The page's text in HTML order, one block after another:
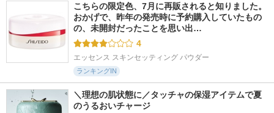
こちらの限定色、7月に再販されると知りました。
おかげで、昨年の発売時に予約購入していたもの
の、未開封だったことを思い出…
4
エッセンス スキンセッティング パウダー
ランキングIN
＼理想の肌状態に／タッチャの保湿アイテムで夏
のうるおいチャージ